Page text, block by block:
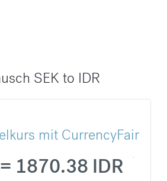
SEK to IDR
mit CurrencyFair
1870.38 IDR